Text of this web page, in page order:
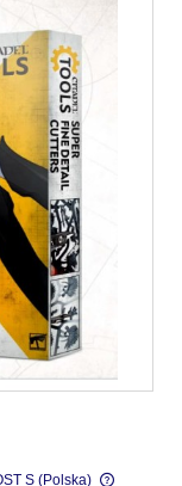
S (Polska)